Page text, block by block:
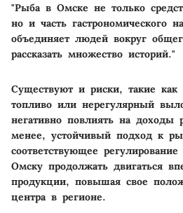
"Рыба в Омске не только
но и часть гастрономического
объединяет людей вокруг
рассказать множество историй."
Существуют и риски, такие как
топливо или нерегулярный
негативно повлиять на доходы
менее, устойчивый подход к
соответствующее
Омску продолжать двигаться
продукции, повышая свое
центра в регионе.